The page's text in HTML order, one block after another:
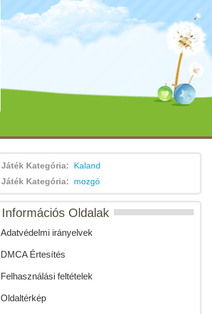
Játék Kategória: Kaland
Játék Kategória: mozgó
Információs Oldalak
Adatvédelmi irányelvek
DMCA Értesítés
Felhasználási feltételek
Oldaltérkép